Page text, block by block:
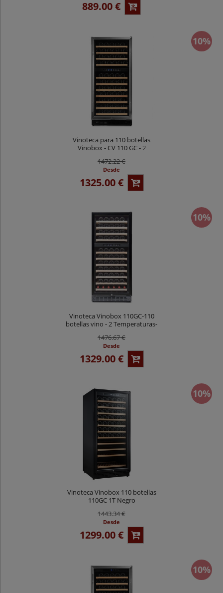
889.00 €
10%
Vinoteca para 110 botellas
Vinobox - CV 110 GC - 2
1472.22 €
Desde
1325.00 €
10%
Vinoteca Vinobox 110GC-110
botellas vino - 2 Temperaturas-
1476.67 €
Desde
1329.00 €
10%
Vinoteca Vinobox 110 botellas
110GC 1T Negro
1443.34 €
Desde
1299.00 €
10%